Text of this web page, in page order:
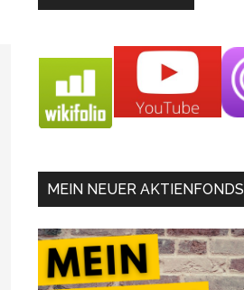
MEIN NEUER AKTIENFONDS